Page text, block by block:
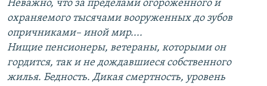
Неважно, что за пределами огороженного и
охраняемого тысячами вооруженных до зубов
опричниками– иной мир....
Нищие пенсионеры, ветераны, которыми он
гордится, так и не дождавшиеся собственного
жилья. Бедность. Дикая смертность, уровень